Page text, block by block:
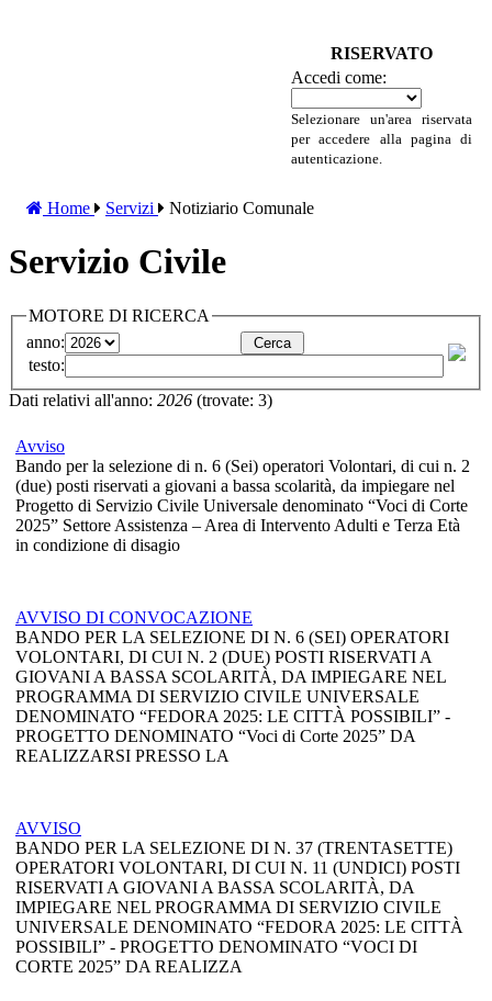
RISERVATO
Accedi come:
Selezionare un'area riservata
per accedere alla pagina di
autenticazione.
Home Servizi Notiziario Comunale
Servizio Civile
MOTORE DI RICERCA
anno:
testo:
Dati relativi all'anno: 2026 (trovate: 3)
Avviso
Bando per la selezione di n. 6 (Sei) operatori Volontari, di cui n. 2
(due) posti riservati a giovani a bassa scolarità, da impiegare nel
Progetto di Servizio Civile Universale denominato “Voci di Corte
2025” Settore Assistenza – Area di Intervento Adulti e Terza Età
in condizione di disagio
AVVISO DI CONVOCAZIONE
BANDO PER LA SELEZIONE DI N. 6 (SEI) OPERATORI
VOLONTARI, DI CUI N. 2 (DUE) POSTI RISERVATI A
GIOVANI A BASSA SCOLARITÀ, DA IMPIEGARE NEL
PROGRAMMA DI SERVIZIO CIVILE UNIVERSALE
DENOMINATO “FEDORA 2025: LE CITTÀ POSSIBILI” -
PROGETTO DENOMINATO “Voci di Corte 2025” DA
REALIZZARSI PRESSO LA
AVVISO
BANDO PER LA SELEZIONE DI N. 37 (TRENTASETTE)
OPERATORI VOLONTARI, DI CUI N. 11 (UNDICI) POSTI
RISERVATI A GIOVANI A BASSA SCOLARITÀ, DA
IMPIEGARE NEL PROGRAMMA DI SERVIZIO CIVILE
UNIVERSALE DENOMINATO “FEDORA 2025: LE CITTÀ
POSSIBILI” - PROGETTO DENOMINATO “VOCI DI
CORTE 2025” DA REALIZZA